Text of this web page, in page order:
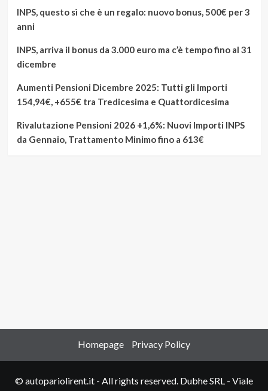
INPS, questo sì che è un regalo: nuovo bonus, 500€ per 3
anni
INPS, arriva il bonus da 3.000 euro ma c’è tempo fino al 31
dicembre
Aumenti Pensioni Dicembre 2025: Tutti gli Importi
154,94€, +655€ tra Tredicesima e Quattordicesima
Rivalutazione Pensioni 2026 +1,6%: Nuovi Importi INPS
da Gennaio, Trattamento Minimo fino a 613€
Homepage Privacy Policy
© autopariolirent.it - All rights reserved. Dubhe SRL - Viale